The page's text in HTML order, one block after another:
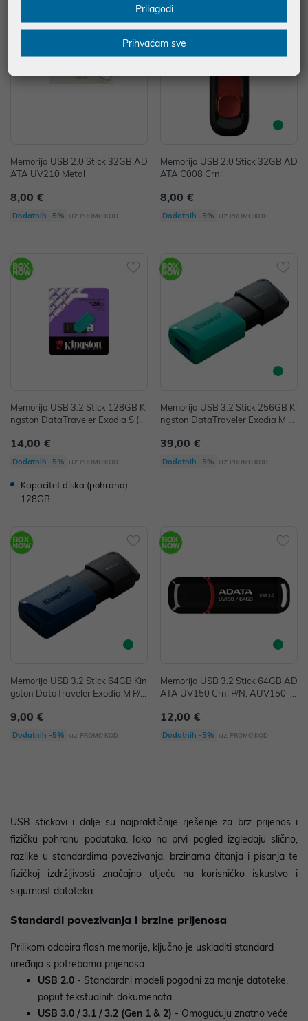
Memorija USB 2.0 Stick 32GB AD
ATA UV210 Metal
8,00 €
Dodatnih -5% uz PROMO KOD
Memorija USB 2.0 Stick 32GB AD
ATA C008 Crni
8,00 €
Dodatnih -5% uz PROMO KOD
Memorija USB 3.2 Stick 128GB Ki
ngston DataTraveler Exodia S (Bl
14,00 €
Dodatnih -5% uz PROMO KOD
Kapacitet diska (pohrana):
128GB
Memorija USB 3.2 Stick 256GB Ki
ngston DataTraveler Exodia M P/
39,00 €
Dodatnih -5% uz PROMO KOD
Memorija USB 3.2 Stick 64GB Kin
gston DataTraveler Exodia M P/
9,00 €
Dodatnih -5% uz PROMO KOD
Memorija USB 3.2 Stick 64GB AD
ATA UV150 Crni P/N: AUV150-6
12,00 €
Dodatnih -5% uz PROMO KOD
USB stickovi i dalje su najpraktičnije rješenje za brz prijenos i
fizičku pohranu podataka. Iako na prvi pogled izgledaju slično,
razlike u standardima povezivanja, brzinama čitanja i pisanja te
fizičkoj izdržljivosti značajno utječu na korisničko iskustvo i
sigurnost datoteka.
Standardi povezivanja i brzine prijenosa
Prilikom odabira flash memorije, ključno je uskladiti standard
uređaja s potrebama prijenosa:
USB 2.0 - Standardni modeli pogodni za manje datoteke,
poput tekstualnih dokumenata.
USB 3.0 / 3.1 / 3.2 (Gen 1 & 2) - Omogućuju znatno veće
Prilagodi
Prihvaćam sve